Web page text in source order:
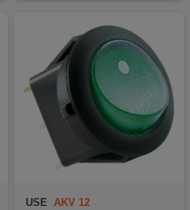
USE AKV 12